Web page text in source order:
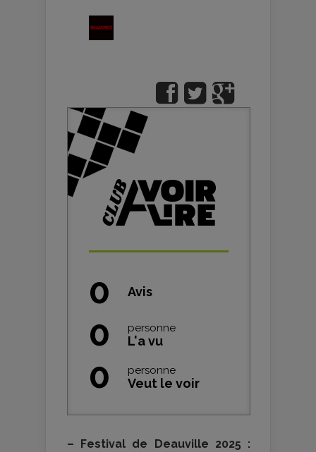
0 Avis
0 personne
L'a vu
0 personne
Veut le voir
– Festival de Deauville 2025 :